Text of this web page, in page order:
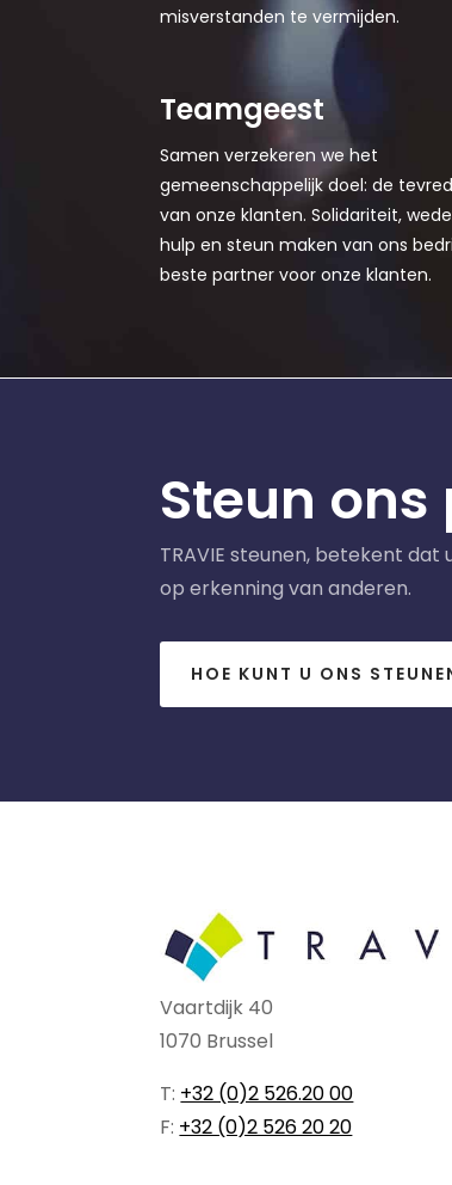
misverstanden te vermijden.
Teamgeest
Samen verzekeren we het
gemeenschappelijk doel: de
van onze klanten. Solidariteit,
hulp en steun maken van ons
beste partner voor onze klanten.
Steun
TRAVIE steunen, betekent
op erkenning van anderen.
HOE KUNT U ONS
Vaartdijk 40
1070 Brussel
T: +32 (0)2 526.20 00
F: +32 (0)2 526 20 20